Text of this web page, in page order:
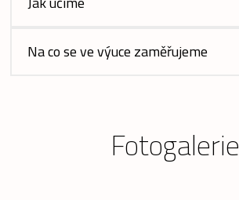
Na co se ve výuce zaměřujeme
Fotogalerie